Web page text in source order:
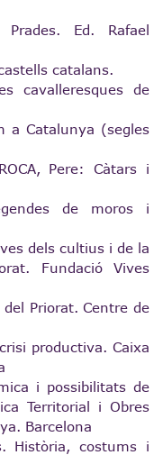
Prades. Ed. Rafael
catalans.
cavalleresques de
a Catalunya (segles
Pere: Càtars i
de moros i
dels cultius i de la
Fundació Vives
del Priorat. Centre de
productiva. Caixa
i possibilitats de
Territorial i Obres
Barcelona
Història, costums i